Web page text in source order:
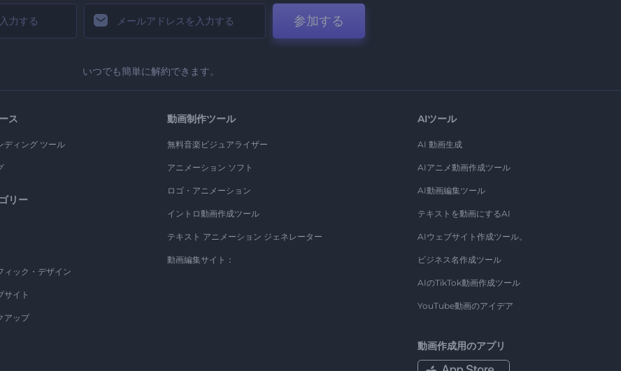
参加する
いつでも簡単に解約できます。
ス
ディング ツール
リー
ィック・デザイン
サイト
アップ
動画制作ツール
無料音楽ビジュアライザー
アニメーション ソフト
ロゴ・アニメーション
イントロ動画作成ツール
テキスト アニメーション ジェネレーター
動画編集サイト：
AIツール
AI 動画生成
AIアニメ動画作成ツール
AI動画編集ツール
テキストを動画にするAI
AIウェブサイト作成ツール。
ビジネス名作成ツール
AIのTikTok動画作成ツール
YouTube動画のアイデア
動画作成用のアプリ